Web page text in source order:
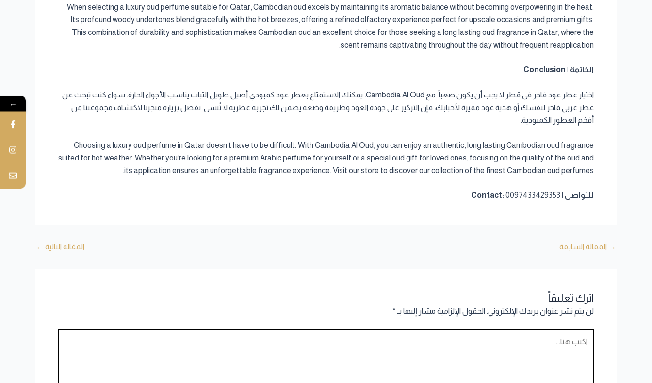
When selecting a luxury oud perfume suitable for Qatar, Cambodian oud excels by maintaining its aromatic balance without becoming overpowering in the heat.
Its profound woody undertones blend gracefully with the hot breezes, offering a refined olfactory experience perfect for upscale occasions and premium gifts.
This combination of durability and sophistication makes Cambodian oud an excellent choice for those seeking a long lasting oud fragrance in Qatar, where the
scent remains captivating throughout the day without frequent reapplication.
الخاتمة | Conclusion
اختيار عطر عود فاخر في قطر لا يجب أن يكون صعباً. مع Cambodia Al Oud، يمكنك الاستمتاع بعطر عود كمبودي أصيل طويل الثبات يناسب الأجواء الحارة. سواء كنت تبحث عن
عطر عربي فاخر لنفسك أو هدية عود مميزة لأحبابك، فإن التركيز على جودة العود وطريقة وضعه يضمن لك تجربة عطرية لا تُنسى. تفضل بزيارة متجرنا لاكتشاف مجموعتنا من
أفخم العطور الكمبودية.
Choosing a luxury oud perfume in Qatar doesn’t have to be difficult. With Cambodia Al Oud, you can enjoy an authentic, long lasting Cambodian oud fragrance
suited for hot weather. Whether you’re looking for a premium Arabic perfume for yourself or a special oud gift for loved ones, focusing on the quality of the oud and
its application ensures an unforgettable fragrance experience. Visit our store to discover our collection of the finest Cambodian oud perfumes.
للتواصل | Contact: 0097433429353
→ المقالة السابقة المقالة التالية ←
اترك تعليقاً
لن يتم نشر عنوان بريدك الإلكتروني. الحقول الإلزامية مشار إليها بـ *
هنا...
←